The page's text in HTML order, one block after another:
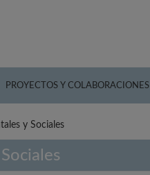
PROYECTOS Y COLABORACIONES
y Sociales